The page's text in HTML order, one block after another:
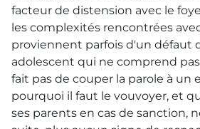
facteur de distension avec le
les complexités rencontrées
proviennent parfois d'un défaut
adolescent qui ne comprend
fait pas de couper la parole à un
pourquoi il faut le vouvoyer, et
ses parents en cas de sanction,